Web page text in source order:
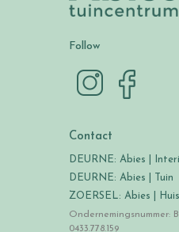
Follow
Contact
DEURNE: Abies |
DEURNE: Abies | Tuin
ZOERSEL: Abies |
Ondernemingsnummer:
0433.778.159